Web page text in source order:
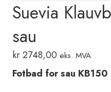
Suevia
sau
kr2748,00 eks. MVA
Fotbad for sau KB150